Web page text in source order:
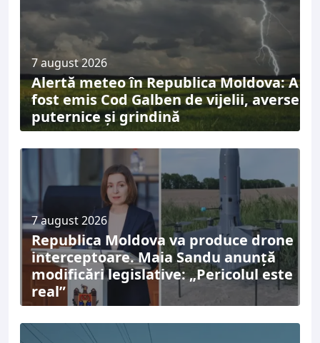
7 august 2026
Alertă meteo în Republica Moldova: A
fost emis Cod Galben de vijelii, averse
puternice și grindină
7 august 2026
Republica Moldova va produce drone
interceptoare. Maia Sandu anunță
modificări legislative: „Pericolul este
real”